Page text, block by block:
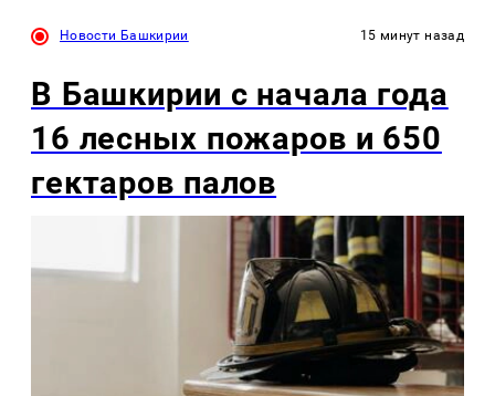
Новости Башкирии 15 минут назад
В Башкирии с начала года
16 лесных пожаров и 650
гектаров палов